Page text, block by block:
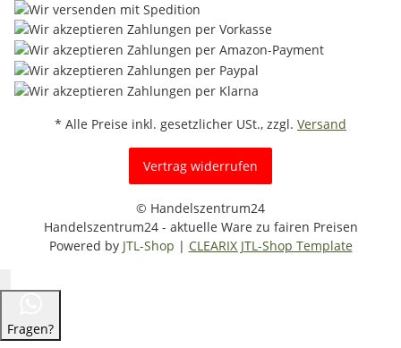
* Alle Preise inkl. gesetzlicher USt., zzgl. Versand
Vertrag widerrufen
© Handelszentrum24
Handelszentrum24 - aktuelle Ware zu fairen Preisen
Powered by JTL-Shop | CLEARIX JTL-Shop Template
Fragen?